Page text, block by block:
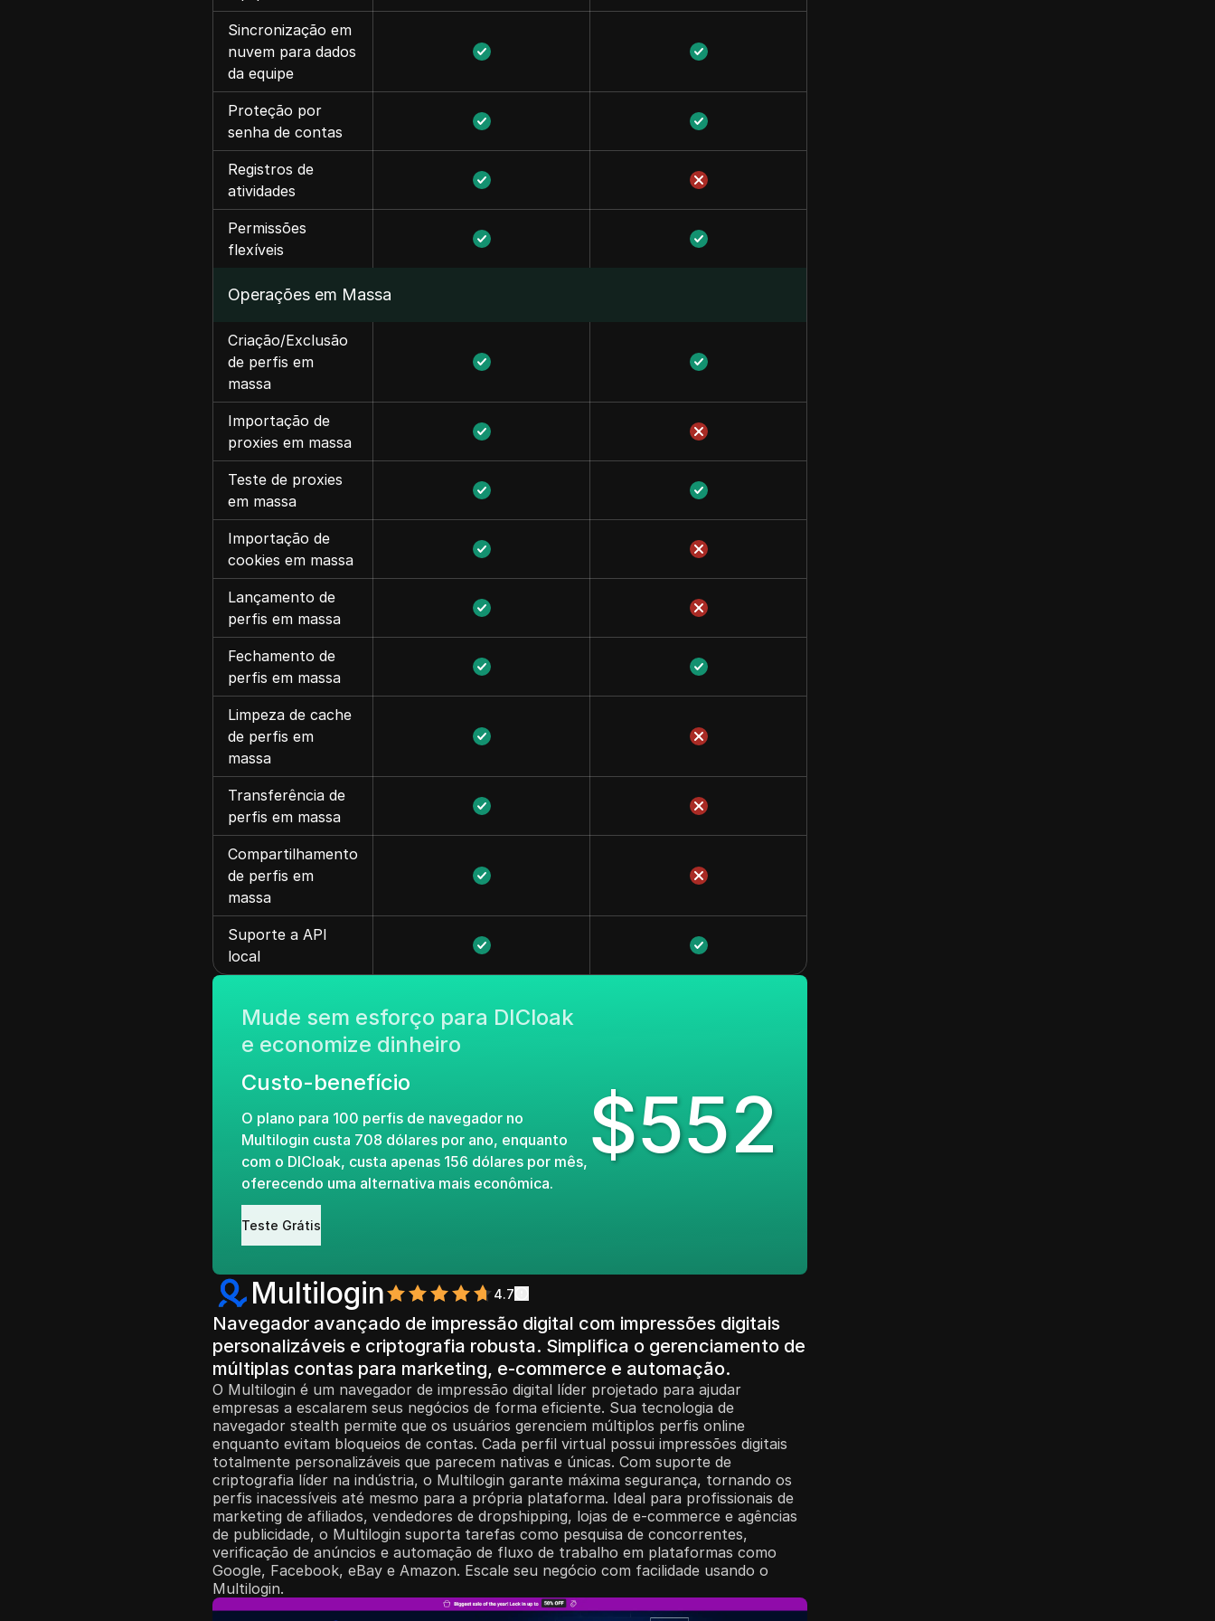
Sincronização em
nuvem para dados
da equipe
Proteção por
senha de contas
Registros de
atividades
Permissões
flexíveis
Operações em Massa
Criação/Exclusão
de perfis em
massa
Importação de
proxies em massa
Teste de proxies
em massa
Importação de
cookies em massa
Lançamento de
perfis em massa
Fechamento de
perfis em massa
Limpeza de cache
de perfis em
massa
Transferência de
perfis em massa
Compartilhamento
de perfis em
massa
Suporte a API
local
Mude sem esforço para DICloak
e economize dinheiro
Custo-benefício
O plano para 100 perfis de navegador no
Multilogin custa 708 dólares por ano, enquanto
com o DICloak, custa apenas 156 dólares por mês,
oferecendo uma alternativa mais econômica.
Teste Grátis
$552
Multilogin 4.7
Navegador avançado de impressão digital com impressões digitais
personalizáveis e criptografia robusta. Simplifica o gerenciamento de
múltiplas contas para marketing, e-commerce e automação.
O Multilogin é um navegador de impressão digital líder projetado para ajudar
empresas a escalarem seus negócios de forma eficiente. Sua tecnologia de
navegador stealth permite que os usuários gerenciem múltiplos perfis online
enquanto evitam bloqueios de contas. Cada perfil virtual possui impressões digitais
totalmente personalizáveis que parecem nativas e únicas. Com suporte de
criptografia líder na indústria, o Multilogin garante máxima segurança, tornando os
perfis inacessíveis até mesmo para a própria plataforma. Ideal para profissionais de
marketing de afiliados, vendedores de dropshipping, lojas de e-commerce e agências
de publicidade, o Multilogin suporta tarefas como pesquisa de concorrentes,
verificação de anúncios e automação de fluxo de trabalho em plataformas como
Google, Facebook, eBay e Amazon. Escale seu negócio com facilidade usando o
Multilogin.